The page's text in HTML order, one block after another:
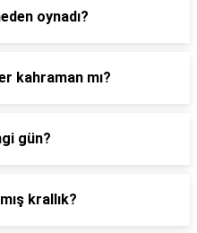
oynadı?
kahraman mı?
gün?
krallık?